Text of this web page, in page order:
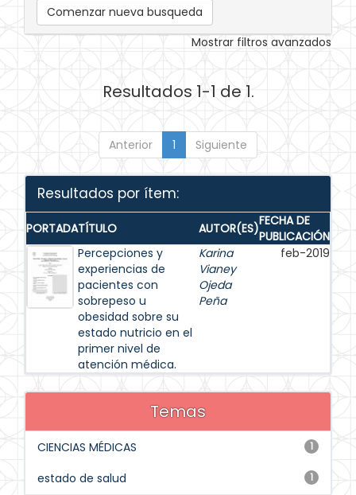
Comenzar nueva busqueda
Mostrar filtros avanzados
Resultados 1-1 de 1.
Anterior 1 Siguiente
Resultados por ítem:
PORTADATÍTULO AUTOR(ES)FECHA DE
PUBLICACIÓN
Percepciones y
experiencias de
pacientes con
sobrepeso u
obesidad sobre su
estado nutricio en el
primer nivel de
atención médica.
Karina
Vianey
Ojeda
Peña
feb-2019
Temas
1
CIENCIAS MÉDICAS
1
estado de salud